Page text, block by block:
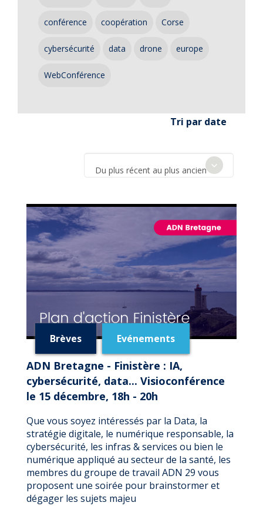
conférence coopération Corse
cybersécurité data drone europe
WebConférence
Tri par date
Du plus récent au plus ancien
Brèves Evénements
ADN Bretagne - Finistère : IA,
cybersécurité, data... Visioconférence
le 15 décembre, 18h - 20h
Que vous soyez intéressés par la Data, la
stratégie digitale, le numérique responsable, la
cybersécurité, les infras & services ou bien le
numérique appliqué au secteur de la santé, les
membres du groupe de travail ADN 29 vous
proposent une soirée pour brainstormer et
dégager les sujets majeu